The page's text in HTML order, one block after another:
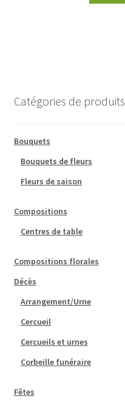
Catégories de produits
Bouquets
Bouquets de fleurs
Fleurs de saison
Compositions
Centres de table
Compositions florales
Décès
Arrangement/Urne
Cercueil
Cercueils et urnes
Corbeille funéraire
Fêtes